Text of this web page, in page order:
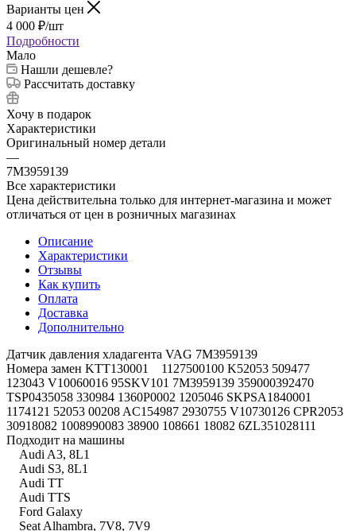
Варианты цен
4 000 ₽/шт
Подробности
Мало
Нашли дешевле?
Рассчитать доставку
Хочу в подарок
Характеристики
Оригинальный номер детали
—
7M3959139
Все характеристики
Цена действительна только для интернет-магазина и может
отличаться от цен в розничных магазинах
Описание
Характеристики
Отзывы
Как купить
Оплата
Доставка
Дополнительно
Датчик давления хладагента VAG 7M3959139
Номера замен KTT130001 1127500100 K52053 509477
123043 V10060016 95SKV101 7M3959139 359000392470
TSP0435058 330984 1360P0002 1205046 SKPSA1840001
1174121 52053 00208 AC154987 2930755 V10730126 CPR2053
30918082 1008990083 38900 108661 18082 6ZL351028111
Подходит на машины
Audi A3, 8L1
Audi S3, 8L1
Audi TT
Audi TTS
Ford Galaxy
Seat Alhambra, 7V8, 7V9